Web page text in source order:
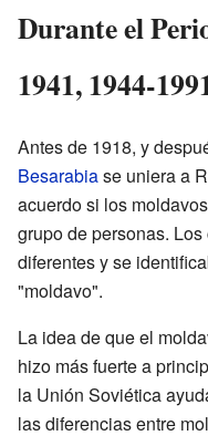
Durante el
1941, 1944-
Antes de 1918, y
Besarabiase uniera a
acuerdo si los
grupo de personas.
diferentes y se
"moldavo".
La idea de que el
hizo más fuerte a
la Unión Soviética
las diferencias entre